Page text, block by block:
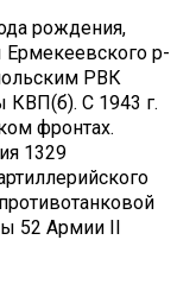
рождения,
р-
РВК
КВП(б). С 1943 г.
фронтах.
1329
52 Армии II